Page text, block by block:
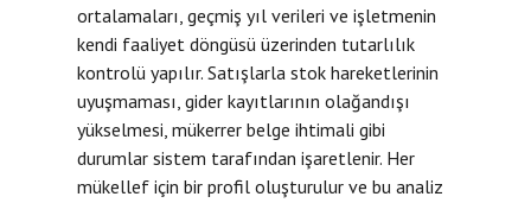
ortalamaları, geçmiş yıl verileri ve işletmenin
kendi faaliyet döngüsü üzerinden tutarlılık
kontrolü yapılır. Satışlarla stok hareketlerinin
uyuşmaması, gider kayıtlarının olağandışı
yükselmesi, mükerrer belge ihtimali gibi
durumlar sistem tarafından işaretlenir. Her
mükellef için bir profil oluşturulur ve bu analiz